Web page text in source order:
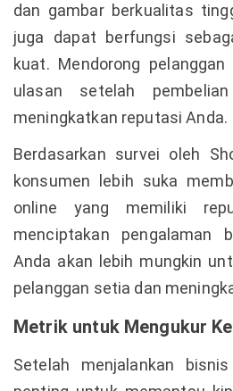
dan gambar berkualitas
juga dapat berfungsi
kuat. Mendorong
ulasan setelah
meningkatkan reputasi Anda.
Berdasarkan survei oleh
konsumen lebih suka
online yang memiliki
menciptakan pengalaman
Anda akan lebih mungkin
pelanggan setia dan
Metrik untuk Mengukur
Setelah menjalankan